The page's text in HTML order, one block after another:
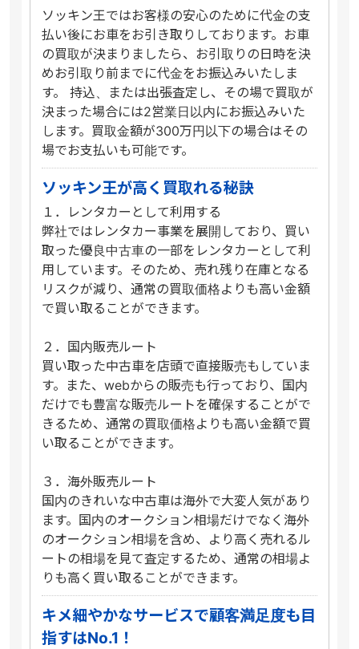
ソッキン王ではお客様の安心のために代金の支
払い後にお車をお引き取りしております。お車
の買取が決まりましたら、お引取りの日時を決
めお引取り前までに代金をお振込みいたしま
す。 持込、または出張査定し、その場で買取が
決まった場合には2営業日以内にお振込みいた
します。買取金額が300万円以下の場合はその
場でお支払いも可能です。
ソッキン王が高く買取れる秘訣
１．レンタカーとして利用する
弊社ではレンタカー事業を展開しており、買い
取った優良中古車の一部をレンタカーとして利
用しています。そのため、売れ残り在庫となる
リスクが減り、通常の買取価格よりも高い金額
で買い取ることができます。
２．国内販売ルート
買い取った中古車を店頭で直接販売もしていま
す。また、webからの販売も行っており、国内
だけでも豊富な販売ルートを確保することがで
きるため、通常の買取価格よりも高い金額で買
い取ることができます。
３．海外販売ルート
国内のきれいな中古車は海外で大変人気があり
ます。国内のオークション相場だけでなく海外
のオークション相場を含め、より高く売れるル
ートの相場を見て査定するため、通常の相場よ
りも高く買い取ることができます。
キメ細やかなサービスで顧客満足度も目
指すはNo.1！